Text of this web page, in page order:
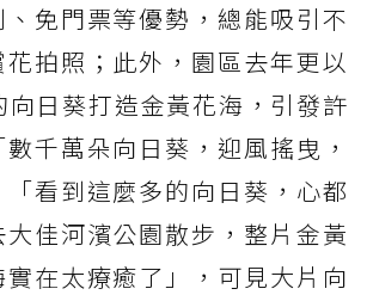
免門票等優勢，總能吸引不
拍照；此外，園區去年更以
向日葵打造金黃花海，引發許
千萬朵向日葵，迎風搖曳，
看到這麼多的向日葵，心都
佳河濱公園散步，整片金黃
在太療癒了」，可見大片向